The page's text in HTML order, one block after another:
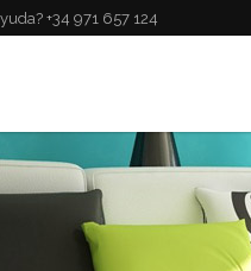
+34 971 657 124